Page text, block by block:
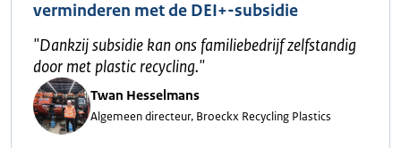
verminderen met de DEI+-subsidie
"Dankzij subsidie kan ons familiebedrijf zelfstandig
door met plastic recycling."
Twan Hesselmans
Algemeen directeur, Broeckx Recycling Plastics